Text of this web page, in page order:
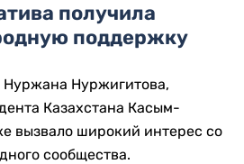
получила
поддержку
Нуржигитова,
Казахстана Касым-
вызвало широкий интерес со
сообщества.